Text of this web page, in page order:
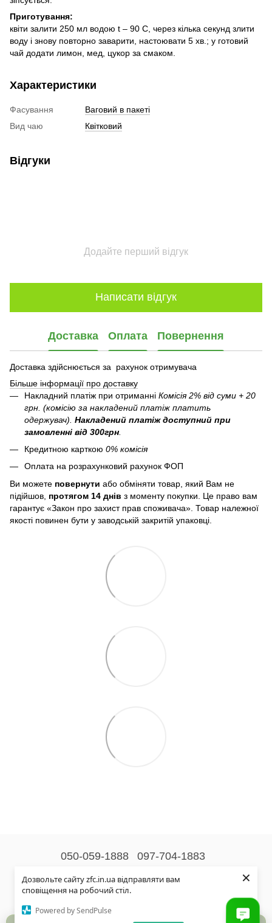
Дозвольте сайту zfc.in.ua відправляти вам
сповіщення на робочий стіл.
Powered by SendPulse
×
Приготування:
квіти залити 250 мл водою t – 90 C, через кілька секунд злити
воду і знову повторно заварити, настоювати 5 хв.; у готовий
чай додати лимон, мед, цукор за смаком.
Характеристики
Фасування
Ваговий в пакеті
Вид чаю
Квітковий
Відгуки
Додайте перший відгук
Написати відгук
Доставка Оплата Повернення
Доставка здійснюється за рахунок отримувача
Більше інформації про доставку
Накладний платіж при отриманні Комісія 2% від суми + 20
грн. (комісію за накладений платіж платить
одержувач). Накладений платіж доступний при
замовленні від 300грн
Кредитною карткою 0% комісія
Оплата на розрахунковий рахунок ФОП
Ви можете повернути або обміняти товар, який Вам не
підійшов, протягом 14 днів з моменту покупки. Це право вам
гарантує «Закон про захист прав споживача». Товар належної
якості повинен бути у заводській закритій упаковці.
050-059-1888 097-704-1883
Контактна інформація
© 2026